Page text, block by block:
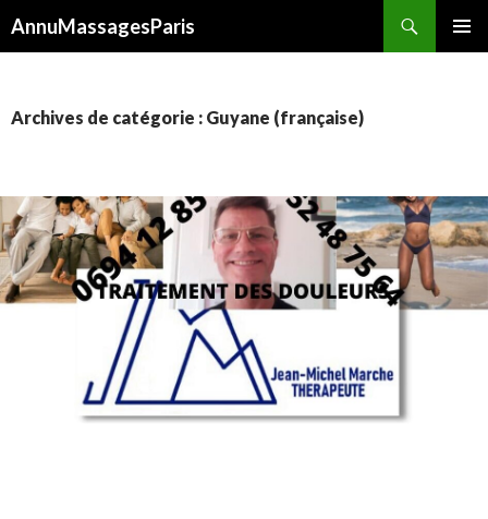
AnnuMassagesParis
Archives de catégorie : Guyane (française)